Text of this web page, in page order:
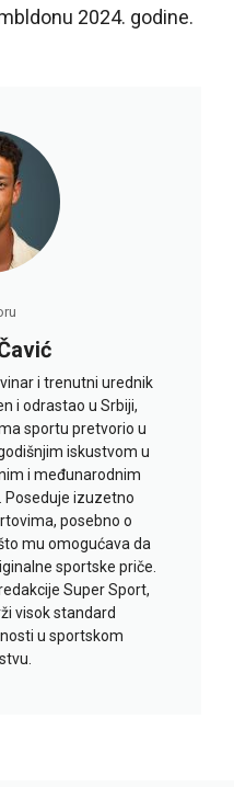
2024. godine.
i trenutni urednik
i odrastao u Srbiji,
sportu pretvorio u
iskustvom u
i međunarodnim
izuzetno
posebno o
mu omogućava da
sportske priče.
Super Sport,
visok standard
u sportskom